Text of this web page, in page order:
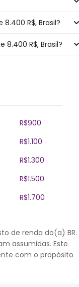
R$, Brasil?
R$, Brasil?
R$900
R$1.100
R$1.300
R$1.500
R$1.700
de renda do(a) BR.
assumidas. Este
com o propósito